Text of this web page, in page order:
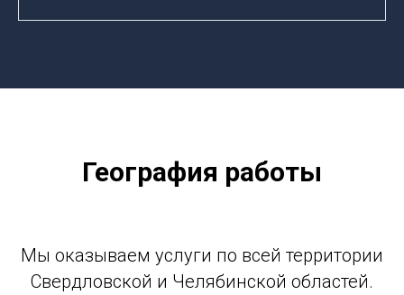
География работы
Мы оказываем услуги по всей территории
Свердловской и Челябинской областей.